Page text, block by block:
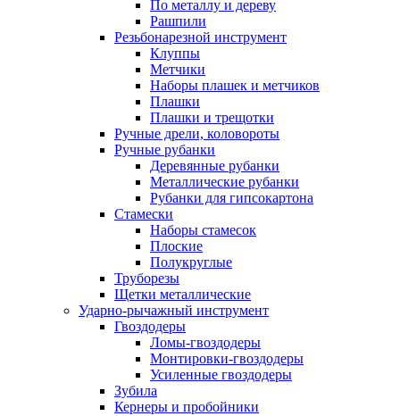
По металлу и дереву
Рашпили
Резьбонарезной инструмент
Клуппы
Метчики
Наборы плашек и метчиков
Плашки
Плашки и трещотки
Ручные дрели, коловороты
Ручные рубанки
Деревянные рубанки
Металлические рубанки
Рубанки для гипсокартона
Стамески
Наборы стамесок
Плоские
Полукруглые
Труборезы
Щетки металлические
Ударно-рычажный инструмент
Гвоздодеры
Ломы-гвоздодеры
Монтировки-гвоздодеры
Усиленные гвоздодеры
Зубила
Кернеры и пробойники